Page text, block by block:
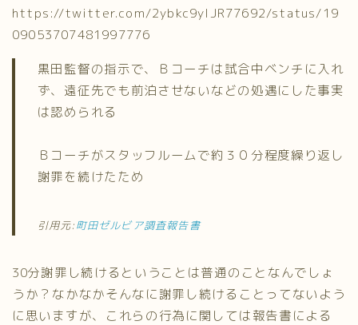
https://twitter.com/2ybkc9ylJR77692/status/19
09053707481997776
黒田監督の指示で、Ｂコーチは試合中ベンチに入れ
ず、遠征先でも前泊させないなどの処遇にした事実
は認められる
Ｂコーチがスタッフルームで約３０分程度繰り返し
謝罪を続けたため
引用元:町田ゼルビア調査報告書
30分謝罪し続けるということは普通のことなんでしょ
うか？なかなかそんなに謝罪し続けることってないよう
に思いますが、これらの行為に関しては報告書による